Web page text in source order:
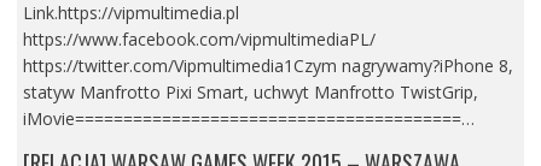
Link.https://vipmultimedia.pl
https://www.facebook.com/vipmultimediaPL/
https://twitter.com/Vipmultimedia1Czym nagrywamy?iPhone 8,
statyw Manfrotto Pixi Smart, uchwyt Manfrotto TwistGrip,
iMovie========================================…